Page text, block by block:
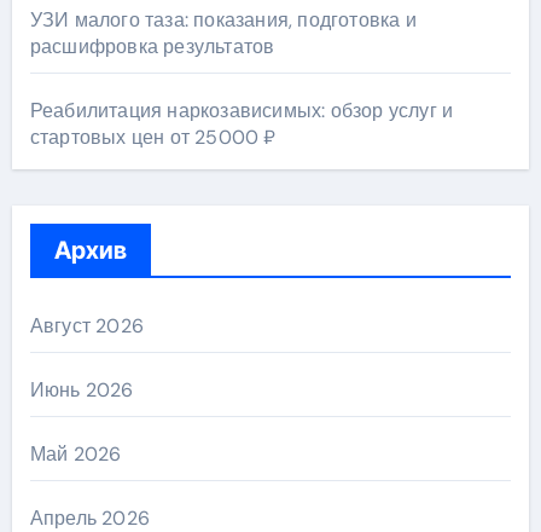
УЗИ малого таза: показания, подготовка и
расшифровка результатов
Реабилитация наркозависимых: обзор услуг и
стартовых цен от 25000 ₽
Архив
Август 2026
Июнь 2026
Май 2026
Апрель 2026